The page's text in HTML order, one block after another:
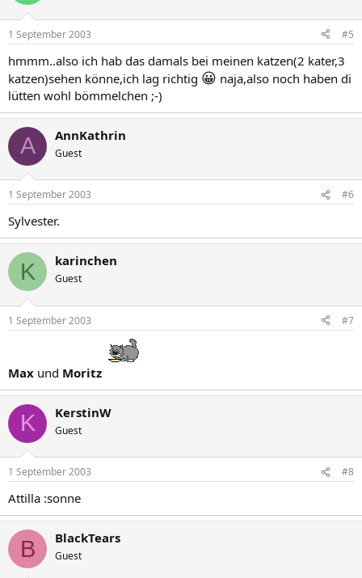
1 September 2003 #5
hmmm..also ich hab das damals bei meinen katzen(2 kater,3
katzen)sehen könne,ich lag richtig 😀 naja,also noch haben di
lütten wohl bömmelchen ;-)
A AnnKathrin
Guest
1 September 2003 #6
Sylvester.
K karinchen
Guest
1 September 2003 #7
Max und Moritz
K KerstinW
Guest
1 September 2003 #8
Attilla :sonne
B BlackTears
Guest